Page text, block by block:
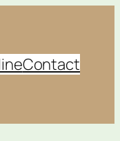
Contact